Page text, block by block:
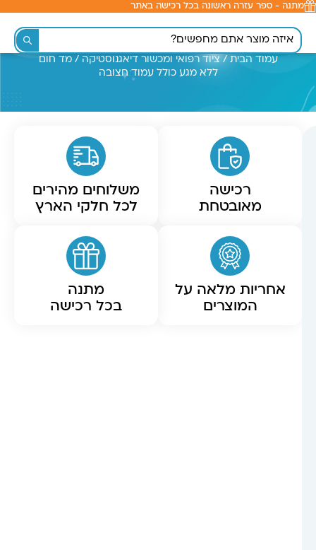
לתוכן
מתנה - ספר עזרה ראשונה בכל רכישה באתר
עמוד הבית /ציוד רפואי ומכשור דיאגנוסטיקה / מד חום
ללא מגע כולל עמוד חצובה
רכישה
מאובטחת
משלוחים מהירים
לכל חלקי הארץ
אחריות מלאה על
המוצרים
מתנה
בכל רכישה